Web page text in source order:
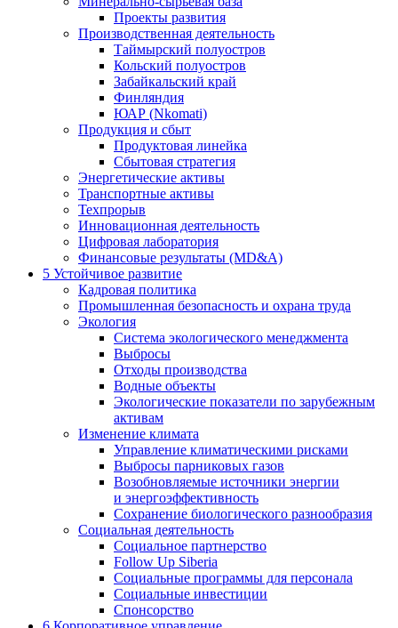
Проекты развития
Производственная деятельность
Таймырский полуостров
Кольский полуостров
Забайкальский край
Финляндия
ЮАР (Nkomati)
Продукция и сбыт
Продуктовая линейка
Сбытовая стратегия
Энергетические активы
Транспортные активы
Техпрорыв
Инновационная деятельность
Цифровая лаборатория
Финансовые результаты (MD&A)
5 Устойчивое развитие
Кадровая политика
Промышленная безопасность и охрана труда
Экология
Система экологического менеджмента
Выбросы
Отходы производства
Водные объекты
Экологические показатели по зарубежным
активам
Изменение климата
Управление климатическими рисками
Выбросы парниковых газов
Возобновляемые источники энергии
и энергоэффективность
Сохранение биологического разнообразия
Социальная деятельность
Социальное партнерство
Follow Up Siberia
Социальные программы для персонала
Социальные инвестиции
Спонсорство